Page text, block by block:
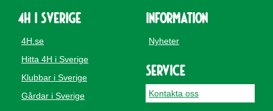
4H i Sverige
4H.se
Hitta 4H i Sverige
Klubbar i Sverige
Gårdar i Sverige
Information
Nyheter
Service
Kontakta oss